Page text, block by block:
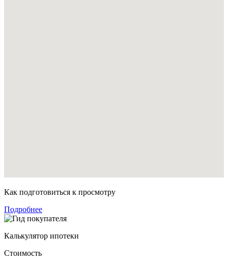
Как подготовиться к просмотру
Подробнее
Калькулятор ипотеки
Стоимость